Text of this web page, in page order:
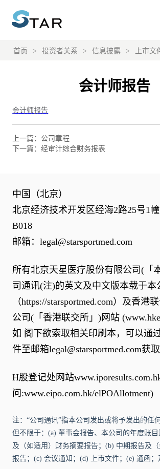
首页 > 投资者关系 > 信息披露 > 上市文
会计师报告
上一篇： 公司章程
下一篇：经审计综合财务报表
中国（北京）
北京经济技术开发区经海2路25号1幢
B018
邮箱：legal@starsportmed.com
所有北京天星医疗股份有限公司(「
司通讯(注)的英文及中文版本载于本
（https://starsportmed.com）及香港
公司(「香港联交所」)网站 (
如 阁下欲索取相关印刷本，可以通
件至邮箱legal@starsportmed.com获取
H股登记处网站
问:www.eipo.com.hk/elPOAllotment)
注：“公司通讯”指本公司发出或将予发出的任
但不限于：(a) 董事会报告、本公司的年度账
及（如适用）财务摘要报告；(b) 中期报告及
报告；(c) 会议通知；(d) 上市文件；(e) 通函；